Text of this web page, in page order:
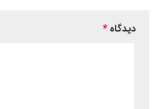
دیدگاه*